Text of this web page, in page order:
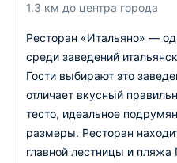
1.3 км до центра города
Ресторан «Итальяно» —
среди заведений
Гости выбирают это
отличает вкусный
тесто, идеальное
размеры. Ресторан
главной лестницы и пляжа